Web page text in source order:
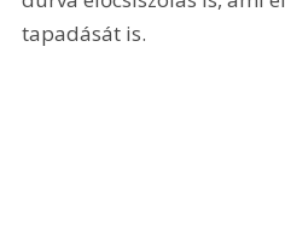
tapadását is.